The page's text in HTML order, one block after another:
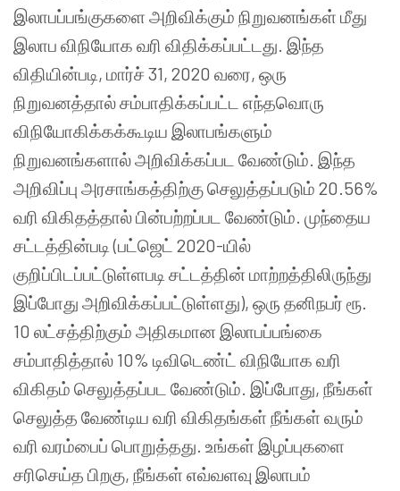
இலாபப்பங்குகளை அறிவிக்கும் நிறுவனங்கள் மீது
இலாப விநியோக வரி விதிக்கப்பட்டது. இந்த
விதியின்படி, மார்ச் 31, 2020 வரை, ஒரு
நிறுவனத்தால் சம்பாதிக்கப்பட்ட எந்தவொரு
விநியோகிக்கக்கூடிய இலாபங்களும்
நிறுவனங்களால் அறிவிக்கப்பட வேண்டும். இந்த
அறிவிப்பு அரசாங்கத்திற்கு செலுத்தப்படும் 20.56%
வரி விகிதத்தால் பின்பற்றப்பட வேண்டும். முந்தைய
சட்டத்தின்படி (பட்ஜெட் 2020-யில்
குறிப்பிடப்பட்டுள்ளபடி சட்டத்தின் மாற்றத்திலிருந்து
இப்போது அறிவிக்கப்பட்டுள்ளது), ஒரு தனிநபர் ரூ.
10 லட்சத்திற்கும் அதிகமான இலாபப்பங்கை
சம்பாதித்தால் 10% டிவிடெண்ட் விநியோக வரி
விகிதம் செலுத்தப்பட வேண்டும். இப்போது, நீங்கள்
செலுத்த வேண்டிய வரி விகிதங்கள் நீங்கள் வரும்
வரி வரம்பைப் பொறுத்தது. உங்கள் இழப்புகளை
சரிசெய்த பிறகு, நீங்கள் எவ்வளவு இலாபம்